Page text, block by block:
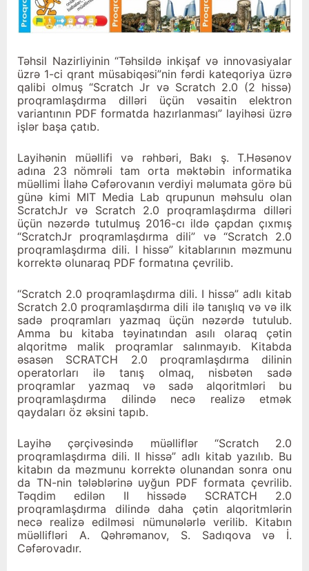
Təhsil Nazirliyinin “Təhsildə inkişaf və innovasiyalar
üzrə 1-ci qrant müsabiqəsi”nin fərdi kateqoriya üzrə
qalibi olmuş “Scratch Jr və Scratch 2.0 (2 hissə)
proqramlaşdırma dilləri üçün vəsaitin elektron
variantının PDF formatda hazırlanması” layihəsi üzrə
işlər başa çatıb.
Layihənin müəllifi və rəhbəri, Bakı ş. T.Həsənov
adına 23 nömrəli tam orta məktəbin informatika
müəllimi İlahə Cəfərovanın verdiyi məlumata görə bü
günə kimi MIT Media Lab qrupunun məhsulu olan
ScratchJr və Scratch 2.0 proqramlaşdırma dilləri
üçün nəzərdə tutulmuş 2016-cı ildə çapdan çıxmış
“ScratchJr proqramlaşdırma dili” və “Scratch 2.0
proqramlaşdırma dili. I hissə” kitablarının məzmunu
korrektə olunaraq PDF formatına çevrilib.
“Scratch 2.0 proqramlaşdırma dili. I hissə” adlı kitab
Scratch 2.0 proqramlaşdırma dili ilə tanışlıq və və ilk
sadə proqramları yazmaq üçün nəzərdə tutulub.
Amma bu kitaba təyinatından asılı olaraq çətin
alqoritmə malik proqramlar salınmayıb. Kitabda
əsasən SCRATCH 2.0 proqramlaşdırma dilinin
operatorları ilə tanış olmaq, nisbətən sadə
proqramlar yazmaq və sadə alqoritmləri bu
proqramlaşdırma dilində necə realizə etmək
qaydaları öz əksini tapıb.
Layihə çərçivəsində müəlliflər “Scratch 2.0
proqramlaşdırma dili. II hissə” adlı kitab yazılıb. Bu
kitabın da məzmunu korrektə olunandan sonra onu
da TN-nin tələblərinə uyğun PDF formata çevrilib.
Təqdim edilən II hissədə SCRATCH 2.0
proqramlaşdırma dilində daha çətin alqoritmlərin
necə realizə edilməsi nümunələrlə verilib. Kitabın
müəllifləri A. Qəhrəmanov, S. Sadıqova və İ.
Cəfərovadır.